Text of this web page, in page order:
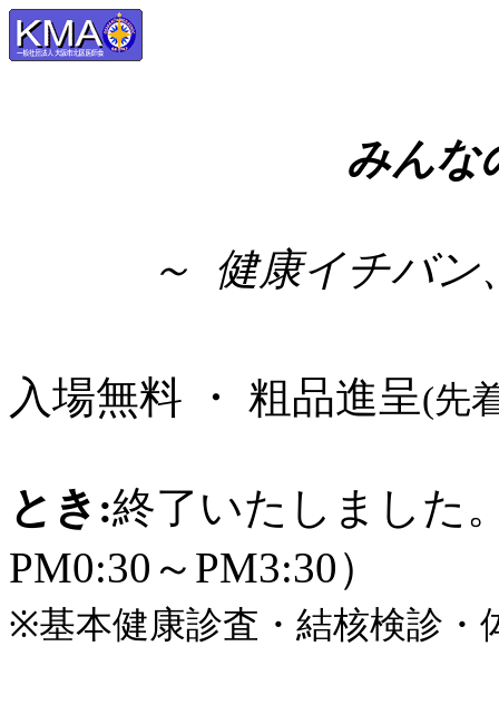
みんな
～ 健康イチバ
入場無料 ・ 粗品進呈(先
とき:終了いたしました
PM0:30～PM3:30）
※基本健康診査・結核検診・